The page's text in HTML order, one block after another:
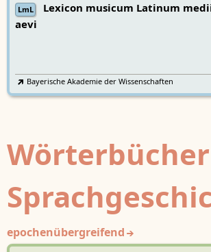
LmL
Lexicon musicum Latinum
aevi
Bayerische Akademie der Wissenschaften
epochenübergreifend